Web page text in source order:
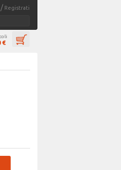
/ Registrati
€